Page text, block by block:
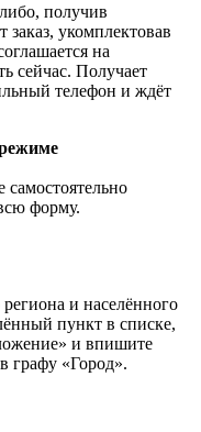
получив
заказ, укомплектовав
на
сейчас. Получает
телефон и ждёт
форму.
и населённого
пункт в списке,
и впишите
графу «Город».